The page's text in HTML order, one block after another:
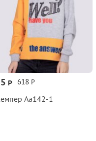
618 Р
Р
Аа142‑1